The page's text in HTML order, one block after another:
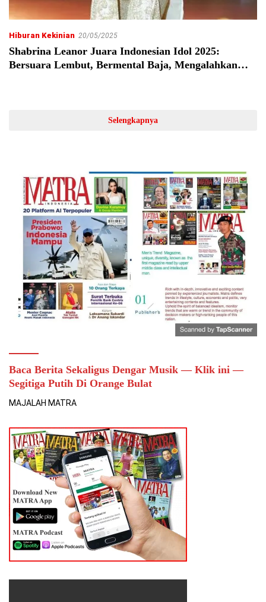
Hiburan Kekinian 20/05/2025
Shabrina Leanor Juara Indonesian Idol 2025:
Bersuara Lembut, Bermental Baja, Mengalahkan
Selengkapnya
Baca Berita Sekaligus Dengar Musik — Klik ini —
Segitiga Putih Di Orange Bulat
MAJALAH MATRA